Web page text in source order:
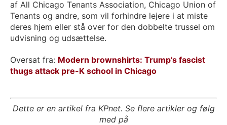
af All Chicago Tenants Association, Chicago Union of
Tenants og andre, som vil forhindre lejere i at miste
deres hjem eller stå over for den dobbelte trussel om
udvisning og udsættelse.
Oversat fra: Modern brownshirts: Trump’s fascist
thugs attack pre-K school in Chicago
Dette er en artikel fra KPnet. Se flere artikler og følg
med på